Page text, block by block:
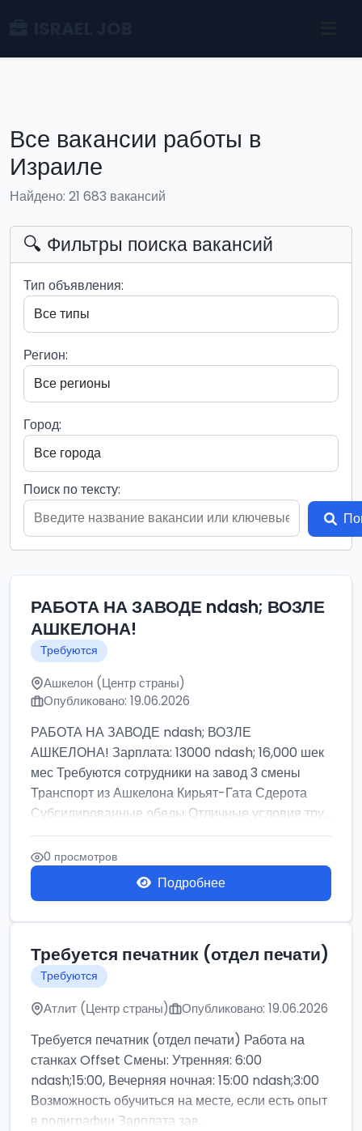
Все вакансии работы в
Израиле
Найдено: 21 683 вакансий
🔍 Фильтры поиска вакансий
Тип объявления:
Регион:
Город:
Поиск по тексту:
РАБОТА НА ЗАВОДЕ ndash; ВОЗЛЕ
АШКЕЛОНА!
Требуются
Ашкелон (Центр страны)
Опубликовано: 19.06.2026
РАБОТА НА ЗАВОДЕ ndash; ВОЗЛЕ
АШКЕЛОНА! Зарплата: 13000 ndash; 16,000 шек
мес Требуются сотрудники на завод 3 смены
Транспорт из Ашкелона Кирьят-Гата Сдерота
Субсидированные обеды Отличные условия тру...
0 просмотров
Подробнее
Требуется печатник (отдел печати)
Требуются
Атлит (Центр страны) Опубликовано: 19.06.2026
Требуется печатник (отдел печати) Работа на
станках Offset Смены: Утренняя: 6:00
ndash;15:00, Вечерняя ночная: 15:00 ndash;3:00
Возможность обучиться на месте, если есть опыт
в полиграфии Зарплата зав...